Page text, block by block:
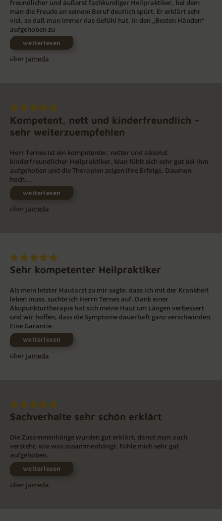
freundlicher und äußerst fachkundiger Heilpraktiker, bei dem
man die Freude an seinem Beruf deutlich spürt. Er erklärt sehr
viel, so daß man immer das Gefühl hat, in den „Besten Händen“
aufgehoben zu
weiterlesen
über Jameda
Kompetent, nett und kinderfreundlich –
sehr weiterzuempfehlen
Herr Ternes ist ein kompetenter, netter und absolut
kinderfreundlicher Heilpraktiker. Man fühlt sich sehr gut bei ihm
aufgehoben und die Therapien zeigen ihre Erfolge. Daumen
hoch….
weiterlesen
über Jameda
Sehr kompetenter Heilpraktiker
Als mein letzter Hautarzt zu mir sagte, dass ich mit der Krankheit
leben muss, suchte ich Herrn Ternes auf. Dank einer
Akupunkturtherapie hat sich meine Haut um Längen verbessert
und wir hoffen, dass die Symptome dauerhaft ganz verschwinden.
Eine Garantie
weiterlesen
über Jameda
Sachverhalte sehr schön erklärt
Die Zusammenhänge wurden gut erklärt, damit man auch
versteht, wie was zusammenhängt. Fühle mich sehr gut
aufgehoben.
weiterlesen
über Jameda